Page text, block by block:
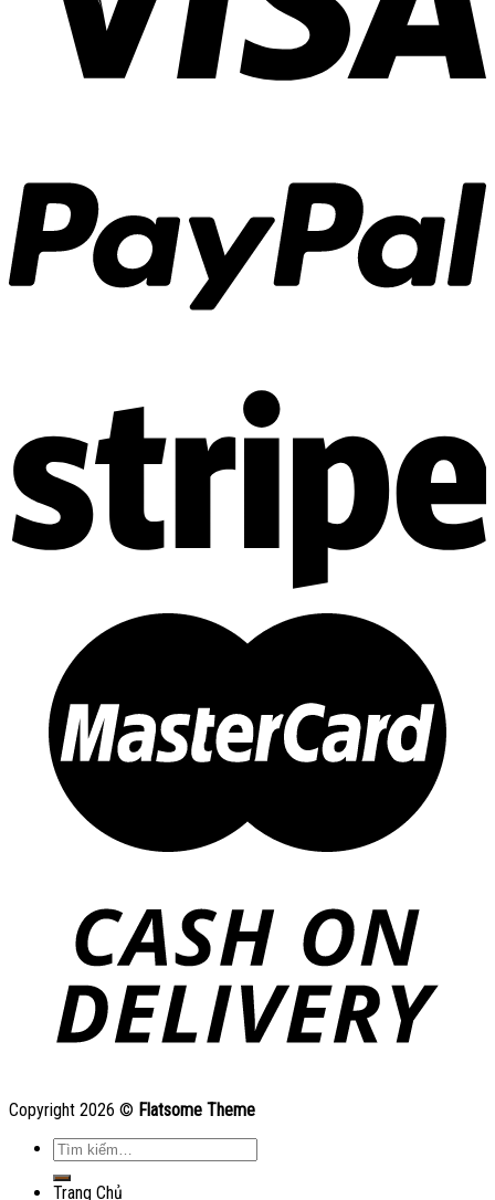
Copyright 2026 © Flatsome Theme
Tìm
kiếm:
Trang Chủ